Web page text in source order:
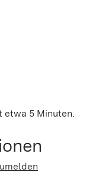
5 Minuten.
neuen Fenster